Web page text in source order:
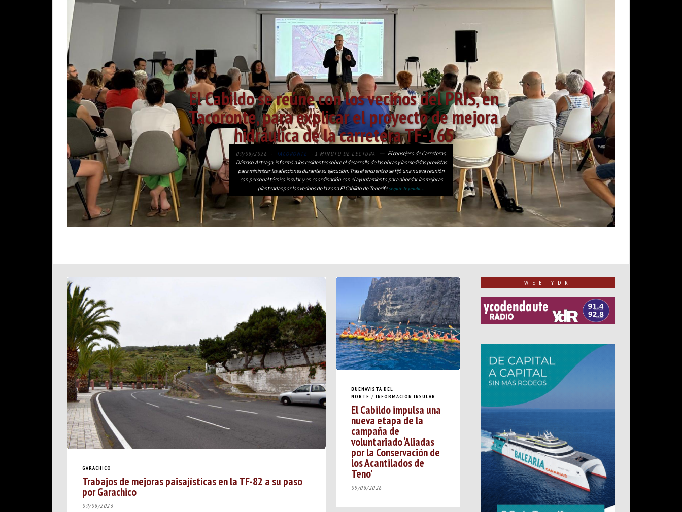
El Cabildo se reúne con los vecinos del PRIS, en
Tacoronte, para explicar el proyecto de mejora
hidráulica de la carretera TF-165
09/08/2026 TACORONTE 1 MINUTO DE LECTURA
El consejero de Carreteras,
Dámaso Arteaga, informó a los residentes sobre el desarrollo de las obras y las medidas previstas
para minimizar las afecciones durante su ejecución. Tras el encuentro se fijó una nueva reunión
con personal técnico insular y en coordinación con el ayuntamiento para abordar las mejoras
planteadas por los vecinos de la zona El Cabildo de Tenerife seguir leyendo...
GARACHICO
Trabajos de mejoras paisajísticas en la TF-82 a su paso
por Garachico
09/08/2026
BUENAVISTA DEL
NORTE / INFORMACIÓN INSULAR
El Cabildo impulsa una
nueva etapa de la
campaña de
voluntariado ‘Aliadas
por la Conservación de
los Acantilados de
Teno’
09/08/2026
WEB YDR